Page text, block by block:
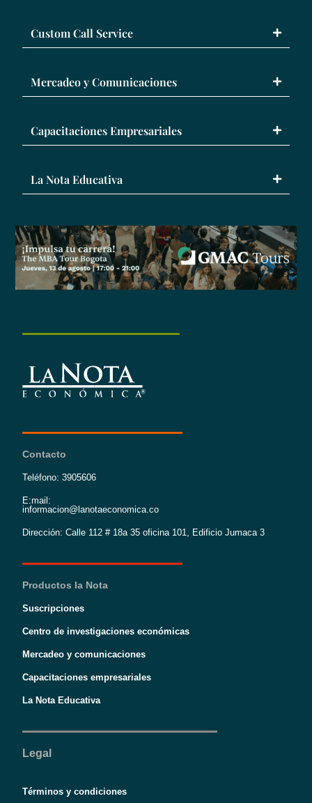
Custom Call Service
Mercadeo y Comunicaciones
Capacitaciones Empresariales
La Nota Educativa
Contacto
Teléfono: 3905606
E:mail:
informacion@lanotaeconomica.co
Dirección: Calle 112 # 18a 35 oficina 101, Edificio Jumaca 3
Productos la Nota
Suscripciones
Centro de investigaciones económicas
Mercadeo y comunicaciones
Capacitaciones empresariales
La Nota Educativa
Legal
Términos y condiciones